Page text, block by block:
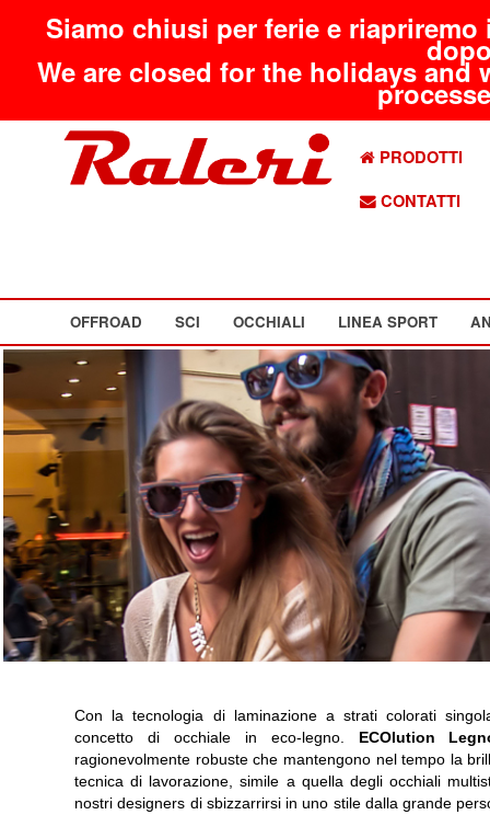
Siamo chiusi per ferie e
We are closed for the holidays
PRODOTTI
CONTATTI
OFFROAD SCI OCCHIALI LINEA SPORT
Con la tecnologia di laminazione a strati colorati
concetto di occhiale in eco-legno. ECOlution
ragionevolmente robuste che mantengono nel tempo la
tecnica di lavorazione, simile a quella degli occhiali
nostri designers di sbizzarrirsi in uno stile dalla grande